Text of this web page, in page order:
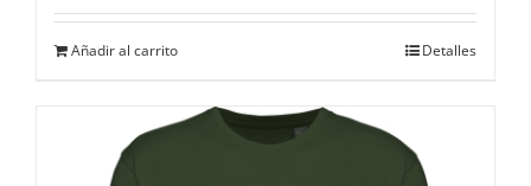
Añadir al carrito Detalles